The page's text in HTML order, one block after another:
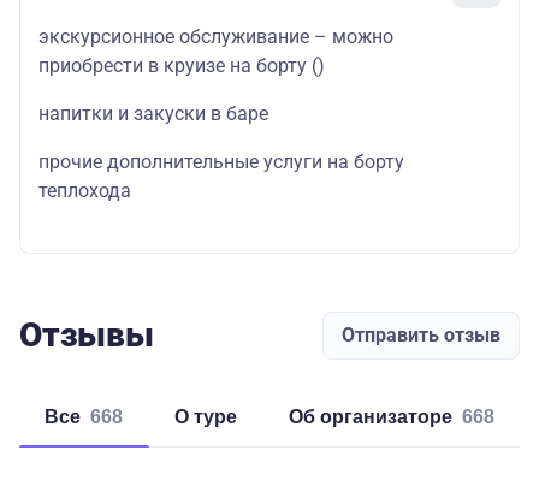
экскурсионное обслуживание – можно
приобрести в круизе на борту ()
напитки и закуски в баре
прочие дополнительные услуги на борту
теплохода
Отзывы Отправить отзыв
Все 668 о туре об организаторе 668